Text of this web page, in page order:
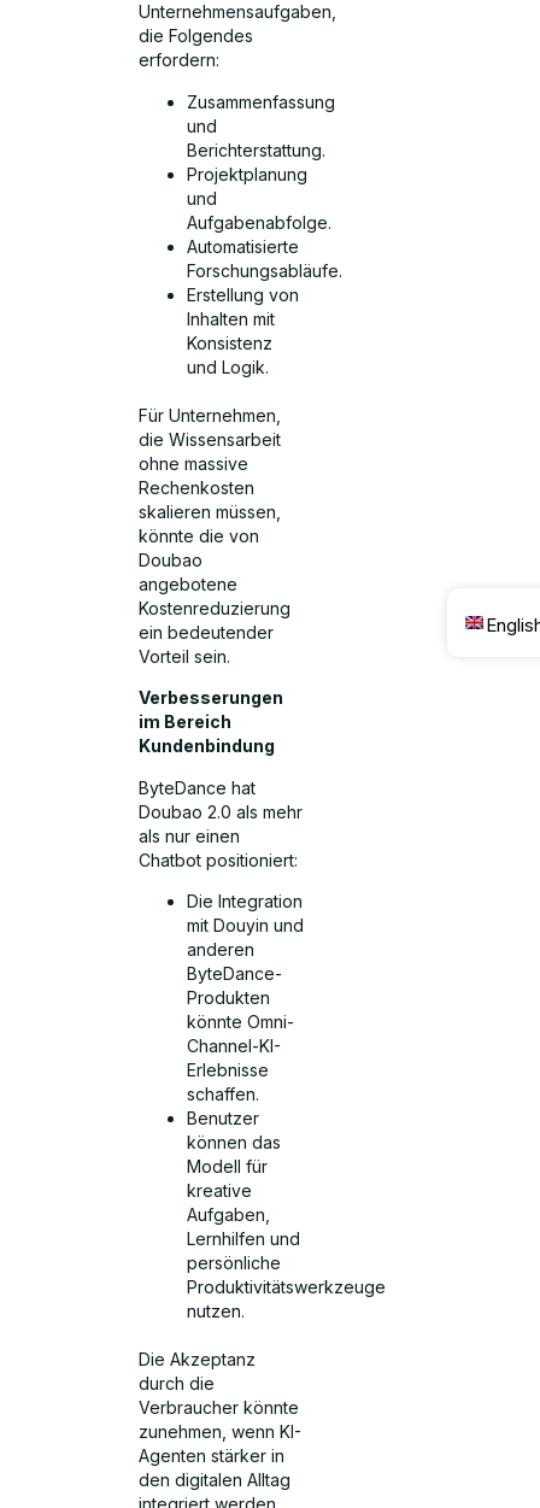
Unternehmensaufgaben,
die Folgendes
erfordern:
Zusammenfassung
und
Berichterstattung.
Projektplanung
und
Aufgabenabfolge.
Automatisierte
Forschungsabläufe.
Erstellung von
Inhalten mit
Konsistenz
und Logik.
Für Unternehmen,
die Wissensarbeit
ohne massive
Rechenkosten
skalieren müssen,
könnte die von
Doubao
angebotene
Kostenreduzierung
ein bedeutender
Vorteil sein.
Verbesserungen
im Bereich
Kundenbindung
ByteDance hat
Doubao 2.0 als mehr
als nur einen
Chatbot positioniert:
Die Integration
mit Douyin und
anderen
ByteDance-
Produkten
könnte Omni-
Channel-KI-
Erlebnisse
schaffen.
Benutzer
können das
Modell für
kreative
Aufgaben,
Lernhilfen und
persönliche
Produktivitätswerkzeuge
nutzen.
Die Akzeptanz
durch die
Verbraucher könnte
zunehmen, wenn KI-
Agenten stärker in
den digitalen Alltag
integriert werden.